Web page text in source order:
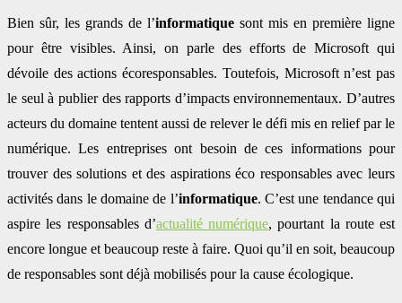
Bien sûr, les grands de l’informatique sont mis en première ligne
pour être visibles. Ainsi, on parle des efforts de Microsoft qui
dévoile des actions écoresponsables. Toutefois, Microsoft n’est pas
le seul à publier des rapports d’impacts environnementaux. D’autres
acteurs du domaine tentent aussi de relever le défi mis en relief par le
numérique. Les entreprises ont besoin de ces informations pour
trouver des solutions et des aspirations éco responsables avec leurs
activités dans le domaine de l’informatique. C’est une tendance qui
aspire les responsables d’actualité numérique, pourtant la route est
encore longue et beaucoup reste à faire. Quoi qu’il en soit, beaucoup
de responsables sont déjà mobilisés pour la cause écologique.